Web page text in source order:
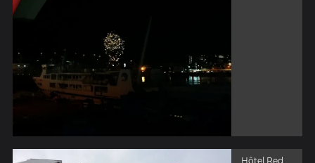
Hôtel Red